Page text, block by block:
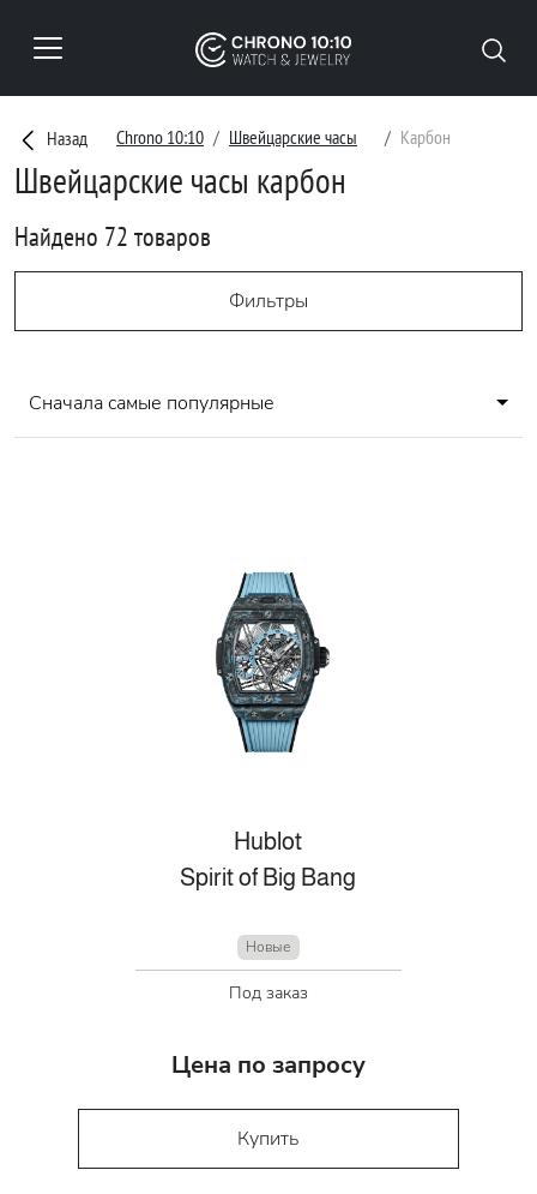
Назад Chrono 10:10 Швейцарские часы Карбон
Швейцарские часы карбон
Найдено 72 товаров
Фильтры
Сначала самые популярные
Hublot
Spirit of Big Bang
Новые
Под заказ
Цена по запросу
Купить